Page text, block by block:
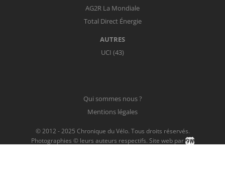
AG2R La Mondiale
Total Direct Énergie
AUTRES
UCI (43)
Qui sommes nous ?
Mentions légales
© 2012 - 2025 Chronique du Vélo. Tous droits réservés.
Photographies © leurs auteurs respectifs. Site web par